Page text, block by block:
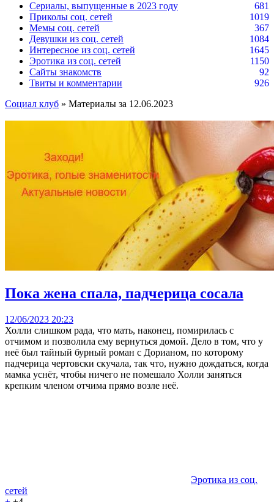
Сериалы, выпущенные в 2023 году
681
Приколы соц. сетей
1019
Мемы соц. сетей
367
Девушки из соц. сетей
1084
Интересное из соц. сетей
1645
Эротика из соц. сетей
1150
Сайты знакомств
92
Твиты и комментарии
926
Социал клуб » Материалы за 12.06.2023
Пока жена спала, падчерица сосала
12/06/2023 20:23
Холли слишком рада, что мать, наконец, помирилась с
отчимом и позволила ему вернуться домой. Дело в том, что у
неё был тайный бурный роман с Дорианом, по которому
падчерица чертовски скучала, так что, нужно дождаться, когда
мамка уснёт, чтобы ничего не помешало Холли заняться
крепким членом отчима прямо возле неё.
Эротика из соц.
сетей